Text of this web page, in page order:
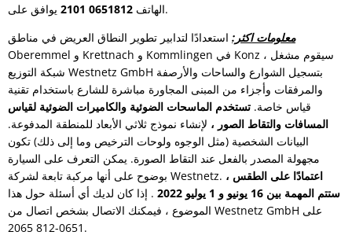
الهاتفيوافق على.
معلومات اكثر: استعدادًا لتدابير تطوير النطاق العريض في مناطق
Oberemmel و Krettnach و Kommlingen في Konz ، سيقوم مشغل
شبكة التوزيع Westnetz GmbH بتسجيل الشوارع والساحات والأرصفة
والمرفقات وأجزاء من المبنى المجاورة مباشرة للشارع باستخدام تقنية
قياس خاصة. تستخدم الماسحات الضوئية والكاميرات الضوئية لقياس
المسافات والتقاط الصور ، لإنشاء نموذج ثلاثي الأبعاد للمنطقة المدفوعة.
البيانات الشخصية (مثل الوجوه ولوحات الترخيص وما إلى ذلك) تكون
مجهولة المصدر بالفعل عند التقاط الصورة. يمكن التعرف على السيارة
بوضوح على أنها مركبة تابعة لشركة Westnetz.
ستتم المهمة بين 16 يونيو و 1 يوليو 2022
. إذا كان لديك أي أسئلة حول هذا
الموضوع ، فيمكنك الاتصال بشخص اتصال من Westnetz GmbH على
0651-812 2065.